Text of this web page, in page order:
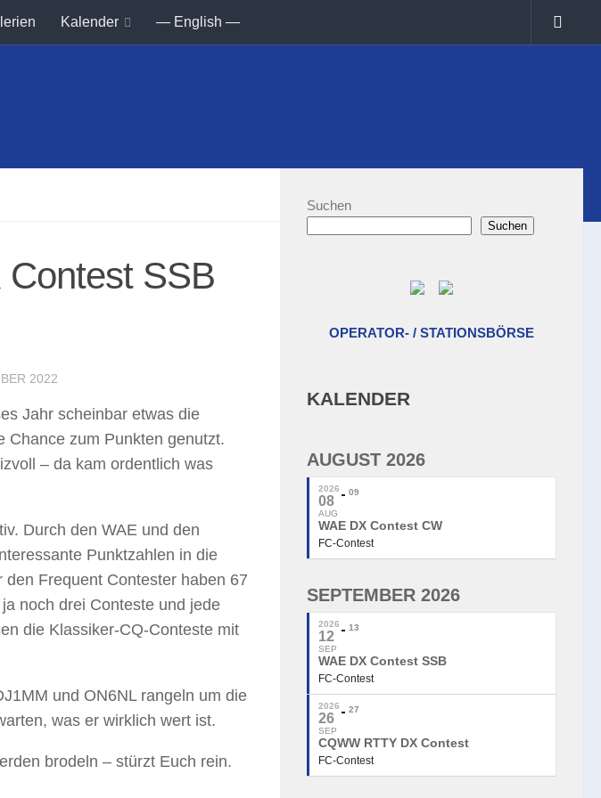
Kalender — English —
SSB
2022
Jahr scheinbar etwas die
Chance zum Punkten genutzt.
– da kam ordentlich was
Durch den WAE und den
Punktzahlen in die
Frequent Contester haben 67
noch drei Conteste und jede
die Klassiker-CQ-Conteste mit
und ON6NL rangeln um die
was er wirklich wert ist.
brodeln – stürzt Euch rein.
Suchen
Suchen
OPERATOR- / STATIONSBÖRSE
KALENDER
AUGUST 2026
2026
08
AUG
09
WAE DX Contest CW
FC-Contest
SEPTEMBER 2026
2026
12
SEP
13
WAE DX Contest SSB
FC-Contest
2026
26
SEP
27
CQWW RTTY DX Contest
FC-Contest